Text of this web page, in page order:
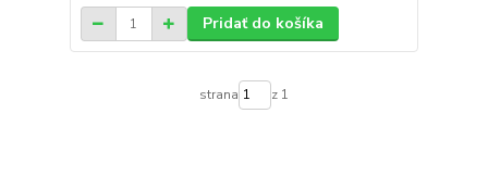
Pridať do košíka
strana z 1